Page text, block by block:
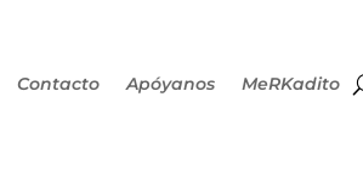
Contacto Apóyanos MeRKadito